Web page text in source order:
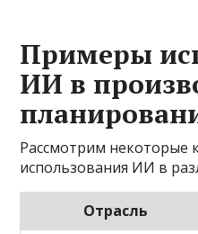
Примеры
ИИ в
Рассмотрим некоторые
использования ИИ в
Отрасль